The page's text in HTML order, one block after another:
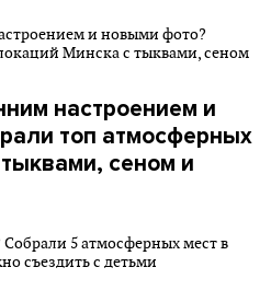
настроением и
топ атмосферных
сеном и